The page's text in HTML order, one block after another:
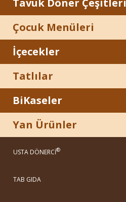
Tavuk Döner Çeşitleri
Çocuk Menüleri
İçecekler
Tatlılar
BiKaseler
Yan Ürünler
USTA DÖNERCİ®
TAB GIDA